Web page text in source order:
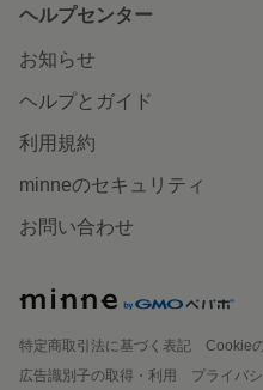
ヘルプセンター
お知らせ
ヘルプとガイド
利用規約
minneのセキュリティ
お問い合わせ
特定商取引法に基づく表記
Cookie
広告識別子の取得・利用
プライバ